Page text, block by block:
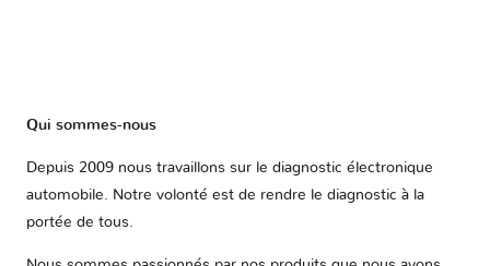
Qui sommes-nous
Depuis 2009 nous travaillons sur le diagnostic électronique
automobile. Notre volonté est de rendre le diagnostic à la
portée de tous.